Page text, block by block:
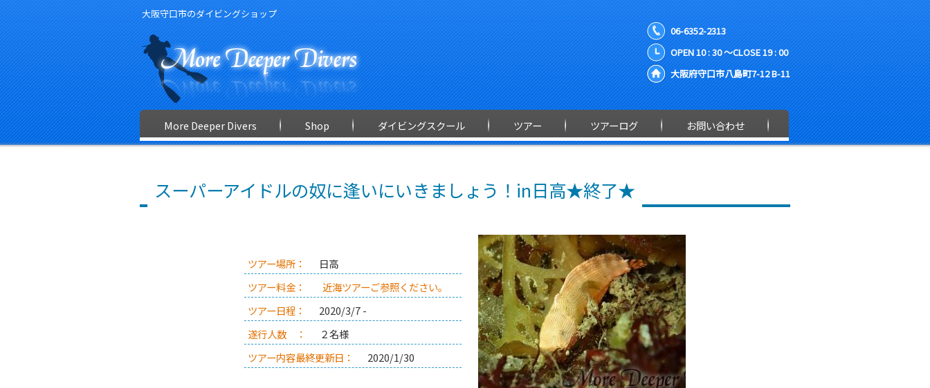
大阪守口市のダイビングショップ
06-6352-2313
OPEN 10 : 30 ～CLOSE 19 : 00
大阪府守口市八島町7-12 B-11
More Deeper Divers Shop ダイビングスクール ツアー ツアーログ お問い合わせ
スーパーアイドルの奴に逢いにいきましょう！in日高★終了★
ツアー場所：
日高
ツアー料金：
近海ツアーご参照ください。
ツアー日程：
2020/3/7 -
遂行人数 ：
２名様
ツアー内容最終更新日：
2020/1/30